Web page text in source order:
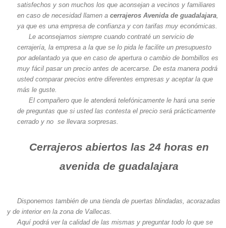
satisfechos y son muchos los que aconsejan a vecinos y familiares
en caso de necesidad llamen a cerrajeros Avenida de guadalajara
ya que es una empresa de confianza y con tarifas muy económicas.
Le aconsejamos siempre cuando contraté un servicio de
cerrajería, la empresa a la que se lo pida le facilite un presupuesto
por adelantado ya que en caso de apertura o cambio de bombillos es
muy fácil pasar un precio antes de acercarse. De esta manera podrá
usted comparar precios entre diferentes empresas y aceptar la que
más le guste.
El compañero que le atenderá telefónicamente le hará una serie
de preguntas que si usted las contesta el precio será prácticamente
cerrado y no se llevara sorpresas.
Cerrajeros abiertos las 24 horas en
avenida de guadalajara
Disponemos también de una tienda de puertas blindadas, acorazadas
y de interior en la zona de Vallecas.
Aquí podrá ver la calidad de las mismas y preguntar todo lo que se